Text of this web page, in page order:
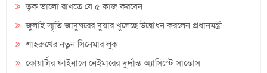
ত্বক ভালো রাখতে যে ৫ কাজ করবেন
জুলাই স্মৃতি জাদুঘরের দুয়ার খুলেছে উদ্বোধন করলেন প্রধানমন্ত্রী
শাহরুখের নতুন সিনেমার লুক
কোয়ার্টার ফাইনালে নেইমারের দুর্দান্ত অ্যাসিস্টে সান্তোস